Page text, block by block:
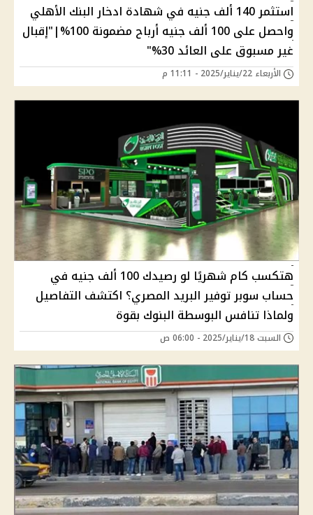
استثمر 140 ألف جنيه في شهادة ادخار البنك الأهلي
واحصل على 100 ألف جنيه أرباح مضمونة 100%|"إقبال
غير مسبوق على العائد 30%"
الأربعاء 22/يناير/2025 - 11:11 م
هتكسب كام شهريًا لو رصيدك 100 ألف جنيه في
حساب سوبر توفير البريد المصري؟ اكتشف التفاصيل
ولماذا تنافس البوسطة البنوك بقوة
السبت 18/يناير/2025 - 06:00 ص